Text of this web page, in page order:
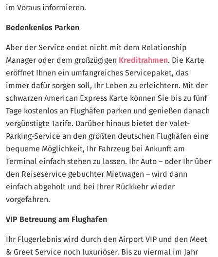
im Voraus informieren.
Bedenkenlos Parken
Aber der Service endet nicht mit dem Relationship
Manager oder dem großzügigen Kreditrahmen. Die Karte
eröffnet Ihnen ein umfangreiches Servicepaket, das
immer dafür sorgen soll, Ihr Leben zu erleichtern. Mit der
schwarzen American Express Karte können Sie bis zu fünf
Tage kostenlos an Flughäfen parken und genießen danach
vergünstigte Tarife. Darüber hinaus bietet der Valet-
Parking-Service an den größten deutschen Flughäfen eine
bequeme Möglichkeit, Ihr Fahrzeug bei Ankunft am
Terminal einfach stehen zu lassen. Ihr Auto – oder Ihr über
den Reiseservice gebuchter Mietwagen – wird dann
einfach abgeholt und bei Ihrer Rückkehr wieder
vorgefahren.
VIP Betreuung am Flughafen
Ihr Flugerlebnis wird durch den Airport VIP und den Meet
& Greet Service noch luxuriöser. Bis zu viermal im Jahr